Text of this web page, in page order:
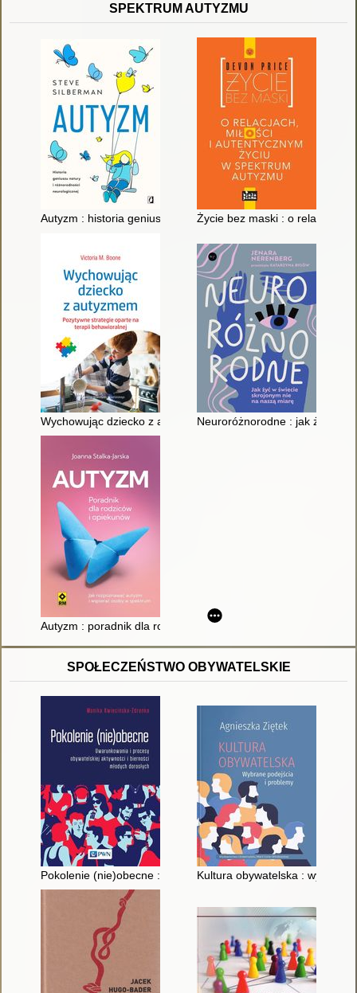
SPEKTRUM AUTYZMU
Autyzm : historia geniuszu natury i różnorodności
Życie bez maski : o relacjach,
Wychowując dziecko z autyzmem : pozytywne strategie
Neuroróżnorodne : jak żyć w
Autyzm : poradnik dla rodziców i opiekunów
SPOŁECZEŃSTWO OBYWATELSKIE
Pokolenie (nie)obecne : uwarunkowania i procesy
Kultura obywatelska : wybrane